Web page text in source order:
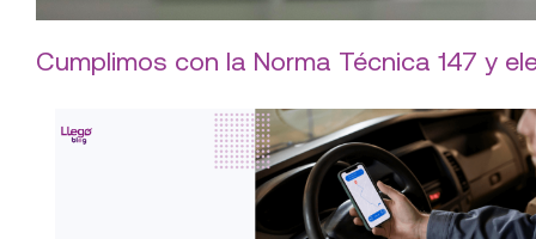
Cumplimos con la Norma Técnica 147 y